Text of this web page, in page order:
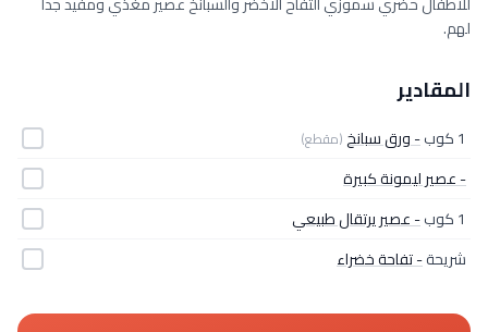
لهم.
المقادير
1 كوب - ورق سبانخ(مقطع)
- عصير ليمونة كبيرة
1 كوب
- عصير يرتقال طبيعي
شريحة- تفاحة خضراء